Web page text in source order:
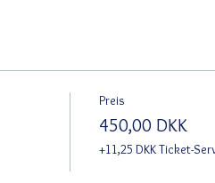
Preis
450,00 DKK
+11,25 DKK Ticket-